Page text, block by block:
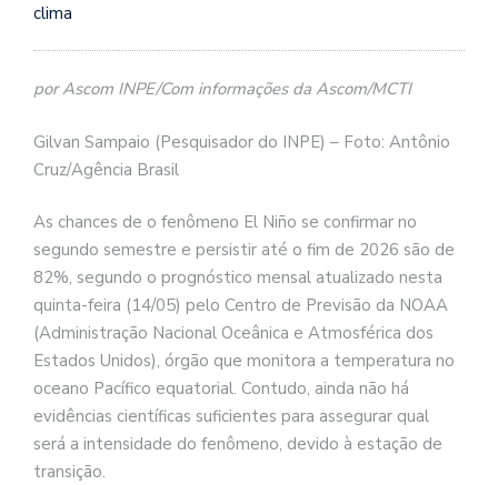
clima
por Ascom INPE/Com informações da Ascom/MCTI
Gilvan Sampaio (Pesquisador do INPE) – Foto: Antônio
Cruz/Agência Brasil
As chances de o fenômeno El Niño se confirmar no
segundo semestre e persistir até o fim de 2026 são de
82%, segundo o prognóstico mensal atualizado nesta
quinta-feira (14/05) pelo Centro de Previsão da NOAA
(Administração Nacional Oceânica e Atmosférica dos
Estados Unidos), órgão que monitora a temperatura no
oceano Pacífico equatorial. Contudo, ainda não há
evidências científicas suficientes para assegurar qual
será a intensidade do fenômeno, devido à estação de
transição.